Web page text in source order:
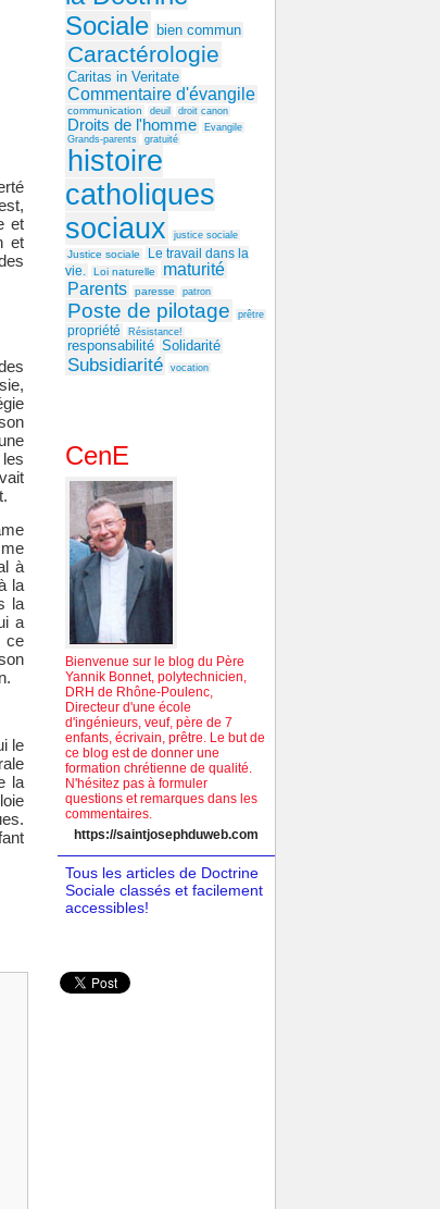
et
et
à
la
la
a
ce
le
la
Sociale bien commun
Caractérologie
Caritas in Veritate
Commentaire d'évangile
communication deuil droit canon
Droits de l'homme
Evangile
Grands-parents
gratuité
histoire
catholiques
sociaux
justice sociale
Justice sociale
Le travail dans la
vie.
Loi naturelle
maturité
Parents
paresse patron
Poste de pilotage prêtre
propriété Résistance!
responsabilité Solidarité
Subsidiarité vocation
CenE
Bienvenue sur le blog du Père
Yannik Bonnet, polytechnicien,
DRH de Rhône-Poulenc,
Directeur d'une école
d'ingénieurs, veuf, père de 7
enfants, écrivain, prêtre. Le but de
ce blog est de donner une
formation chrétienne de qualité.
N'hésitez pas à formuler
questions et remarques dans les
commentaires.
https://saintjosephduweb.com
Tous les articles de Doctrine
Sociale classés et facilement
accessibles!